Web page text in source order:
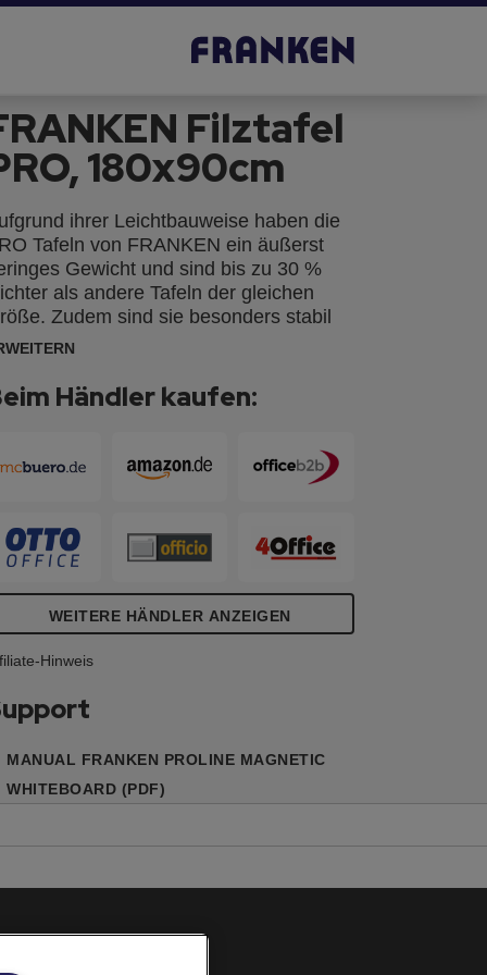
Filztafel
180x90cm
ihrer Leichtbauweise haben die
Tafeln von FRANKEN ein äußerst
Gewicht und sind bis zu 30 %
als andere Tafeln der gleichen
Zudem sind sie besonders stabil
ein Rückseitenblech, das schon
ist. Silbereloxierter Aluminium-
mit hellgrauen
Rahmensystem, inkl.
und Sicherungshalter.
wahlweise im Hoch- oder
erfolgen. Mit dem Gleiterset
geeignet.
5 Jahre
Händler kaufen:
WEITERE HÄNDLER ANZEIGEN
Hinweis
MANUAL FRANKEN PROLINE MAGNETIC
WHITEBOARD (PDF)